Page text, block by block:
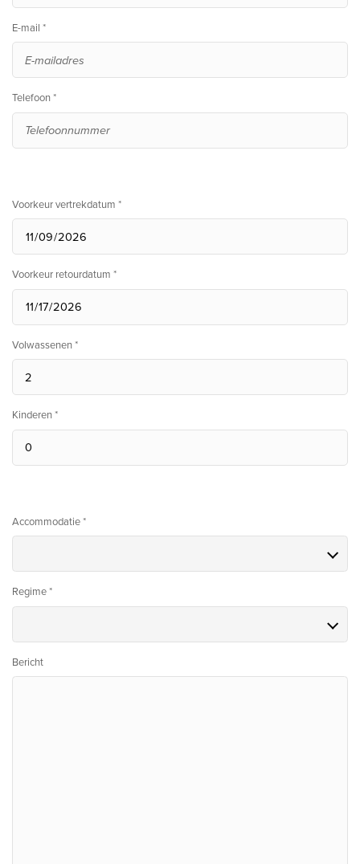
E-mail *
Telefoon *
Voorkeur vertrekdatum *
Voorkeur retourdatum *
Volwassenen *
Kinderen *
Accommodatie *
Regime *
Bericht